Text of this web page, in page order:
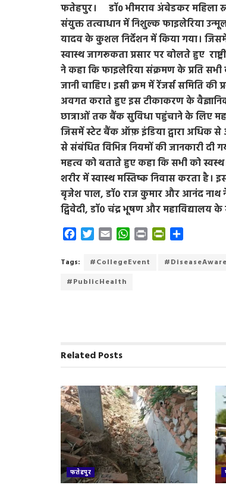
फतेहपुर। डॉ0 भीमराव अंबेडकर महिला
संयुक्त तत्वाधान में निशुल्क फाइलेरिया
यादव के कुशल निर्देशन में किया गया।
स्वास्थ जागरूकता प्रसार पर बोलते हुए
ने कहा कि फाइलेरिया संक्रमण के प्रति
जानी चाहिए। इसी क्रम में रेंजर्स समिति
अवगत कराते हुए इस टीकाकरण के
छात्राओं तक बैंक सुविधा पहुंचाने के लिए
जिसमें स्टेट बैंक ऑफ़ इंडिया द्वारा अधिक
से संबंधित विभिन्न नियमों की जानकारी दी
महत्व को बताते हुए कहा कि सभी को
शरीर में स्वास्थ मस्तिष्क निवास करता है।
बृजेश पाल, डॉ० राज कुमार और आनंद नाथ ने
द्विवेदी, डॉ० चंद्र भूषण और महाविद्यालय
c
b
T
i
t
a
l
W
a
P
i
P
i
y
a
Tags: #CollegeEvent
#PublicHealth
RelatedPosts
फतेहपुर